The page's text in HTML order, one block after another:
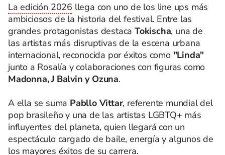
La edición 2026 llega con uno de los line ups más
ambiciosos de la historia del festival. Entre las
grandes protagonistas destacaTokischa, una de
las artistas más disruptivas de la escena urbana
internacional, reconocida por éxitos como "Linda"
junto a Rosalía y colaboraciones con figuras como
Madonna, J Balvin y Ozuna.
A ella se suma Pabllo Vittar, referente mundial del
pop brasileño y una de las artistas LGBTQ+ más
influyentes del planeta, quien llegará con un
espectáculo cargado de baile, energía y algunos de
los mayores éxitos de su carrera.